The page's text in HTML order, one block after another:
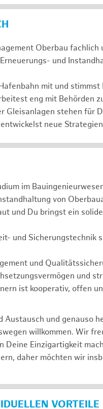
Oberbau fachlich
und
mit und
eng mit Behörden
Gleisanlagen stehen für
neue
im
von
und Du bringst ein
und Sicherungstechnik
und
und
ist kooperativ, offen
und genauso
willkommen. Wir
Deine Einzigartigkeit
daher möchten wir
VORTEILE